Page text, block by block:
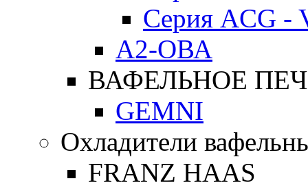
Серия ACG -
А2-ОВА
ВАФЕЛЬНОЕ
GEMNI
Охладители
FRANZ HAAS